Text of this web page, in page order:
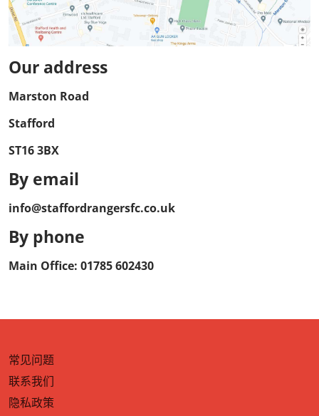
Our address
Marston Road
Stafford
ST16 3BX
By email
info@staffordrangersfc.co.uk
By phone
Main Office: 01785 602430
常见问题
联系我们
隐私政策